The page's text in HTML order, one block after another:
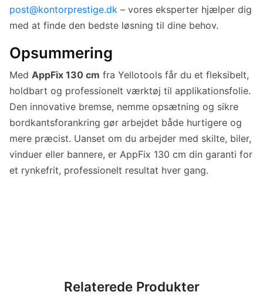
post@kontorprestige.dk – vores eksperter hjælper dig
med at finde den bedste løsning til dine behov.
Opsummering
Med AppFix 130 cm fra Yellotools får du et fleksibelt,
holdbart og professionelt værktøj til applikationsfolie.
Den innovative bremse, nemme opsætning og sikre
bordkantsforankring gør arbejdet både hurtigere og
mere præcist. Uanset om du arbejder med skilte, biler,
vinduer eller bannere, er AppFix 130 cm din garanti for
et rynkefrit, professionelt resultat hver gang.
Relaterede Produkter